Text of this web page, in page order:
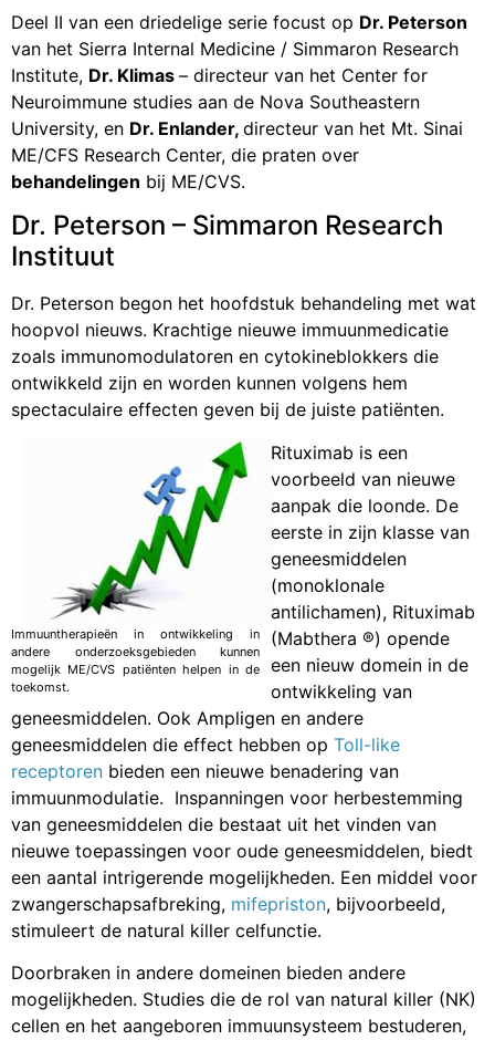
Deel II van een driedelige serie focust op Dr. Peterson
van het Sierra Internal Medicine / Simmaron Research
Institute, Dr. Klimas – directeur van het Center for
Neuroimmune studies aan de Nova Southeastern
University, en Dr. Enlander, directeur van het Mt. Sinai
ME/CFS Research Center, die praten over
behandelingen bij ME/CVS.
Dr. Peterson – Simmaron Research
Instituut
Dr. Peterson begon het hoofdstuk behandeling met wat
hoopvol nieuws. Krachtige nieuwe immuunmedicatie
zoals immunomodulatoren en cytokineblokkers die
ontwikkeld zijn en worden kunnen volgens hem
spectaculaire effecten geven bij de juiste patiënten.
Immuuntherapieën in ontwikkeling in
andere onderzoeksgebieden kunnen
mogelijk ME/CVS patiënten helpen in de
toekomst.
Rituximab is een
voorbeeld van nieuwe
aanpak die loonde. De
eerste in zijn klasse van
geneesmiddelen
(monoklonale
antilichamen), Rituximab
(Mabthera ®) opende
een nieuw domein in de
ontwikkeling van
geneesmiddelen. Ook Ampligen en andere
geneesmiddelen die effect hebben op Toll-like
receptoren bieden een nieuwe benadering van
immuunmodulatie. Inspanningen voor herbestemming
van geneesmiddelen die bestaat uit het vinden van
nieuwe toepassingen voor oude geneesmiddelen, biedt
een aantal intrigerende mogelijkheden. Een middel voor
zwangerschapsafbreking, mifepriston, bijvoorbeeld,
stimuleert de natural killer celfunctie.
Doorbraken in andere domeinen bieden andere
mogelijkheden. Studies die de rol van natural killer (NK)
cellen en het aangeboren immuunsysteem bestuderen,